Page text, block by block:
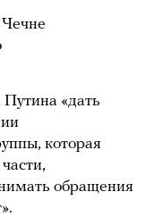
«дать
которая
обращения